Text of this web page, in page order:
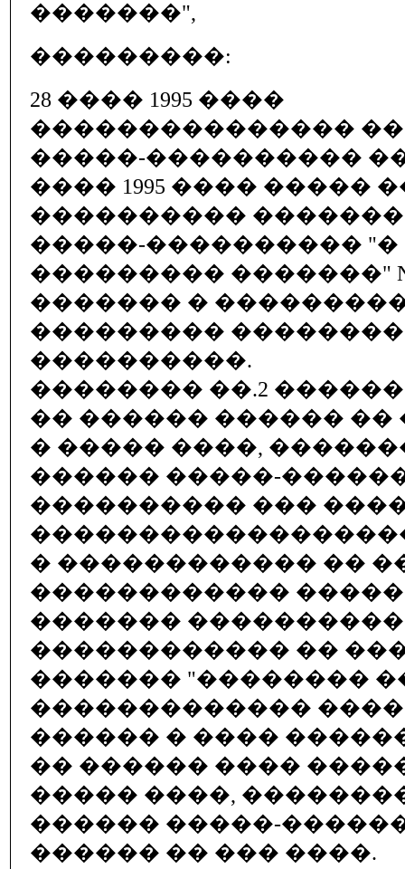
�������",
���������:
28 ���� 1995 ����
���������������
�����-����������
���� 1995 ���� �����
����������
�����-���������� "�
��������� �������" N
������� �
���������
����������.
�������� ��.2
�� ������ ������ ��
� ����� ����,
������ �����-
���������� ���
� ������������ ��
������������
�������
������������ ��
������� "��������
�������������
������ � ����
�� ������ ����
����� ����,
������ �����-
������ �� ��� ����.